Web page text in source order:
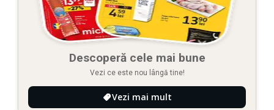
Descoperă cele mai bune
Vezi ce este nou lângă tine!
Vezi mai mult